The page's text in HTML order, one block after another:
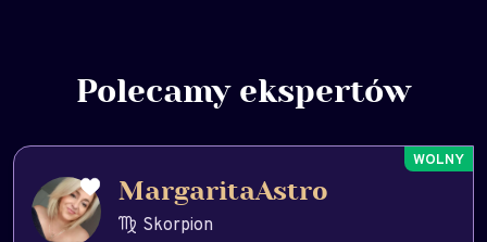
Polecamy ekspertów
MargaritaAstro
Skorpion